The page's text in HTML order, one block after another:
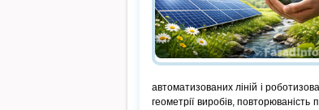
автоматизованих ліній і
геометрії виробів,